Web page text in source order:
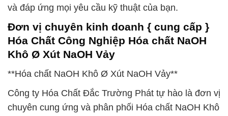
và đáp ứng mọi yêu cầu kỹ thuật của bạn.
Đơn vị chuyên kinh doanh { cung cấp }
Hóa Chất Công Nghiệp Hóa chất NaOH
Khô Ø Xút NaOH Vảy
**Hóa chất NaOH Khô Ø Xút NaOH Vảy**
Công ty Hóa Chất Đắc Trường Phát tự hào là đơn vị
chuyên cung ứng và phân phối Hóa chất NaOH Khô